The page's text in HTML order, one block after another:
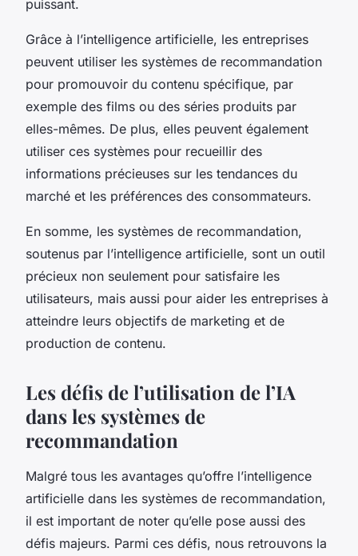
puissant.
Grâce à l’intelligence artificielle, les entreprises
peuvent utiliser les systèmes de recommandation
pour promouvoir du contenu spécifique, par
exemple des films ou des séries produits par
elles-mêmes. De plus, elles peuvent également
utiliser ces systèmes pour recueillir des
informations précieuses sur les tendances du
marché et les préférences des consommateurs.
En somme, les systèmes de recommandation,
soutenus par l’intelligence artificielle, sont un outil
précieux non seulement pour satisfaire les
utilisateurs, mais aussi pour aider les entreprises à
atteindre leurs objectifs de marketing et de
production de contenu.
Les défis de l’utilisation de l’IA
dans les systèmes de
recommandation
Malgré tous les avantages qu’offre l’intelligence
artificielle dans les systèmes de recommandation,
il est important de noter qu’elle pose aussi des
défis majeurs. Parmi ces défis, nous retrouvons la